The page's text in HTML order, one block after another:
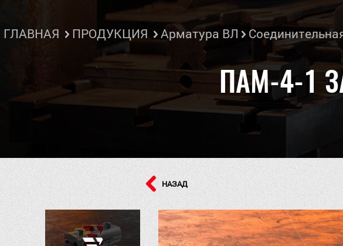
ГЛАВНАЯ ПРОДУКЦИЯ Арматура ВЛ
ПАМ-4-1
НАЗАД